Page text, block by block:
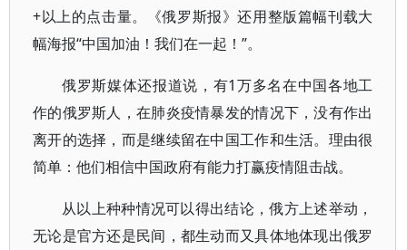
+以上的点击量。《俄罗斯报》还用整版篇幅刊载大
幅海报“中国加油！我们在一起！”。
俄罗斯媒体还报道说，有1万多名在中国各地工
作的俄罗斯人，在肺炎疫情暴发的情况下，没有作出
离开的选择，而是继续留在中国工作和生活。理由很
简单：他们相信中国政府有能力打赢疫情阻击战。
从以上种种情况可以得出结论，俄方上述举动，
无论是官方还是民间，都生动而又具体地体现出俄罗